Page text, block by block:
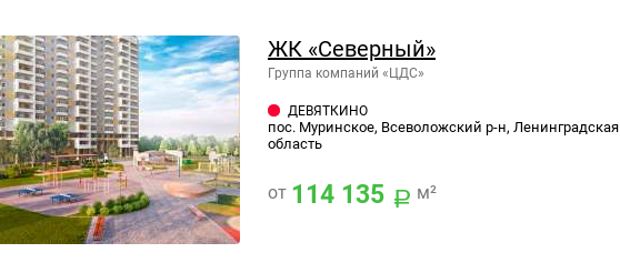
ЖК «Северный»
Группа компаний «ЦДС»
ДЕВЯТКИНО
пос. Муринское, Всеволожский р-н, Ленинградская
область
от 114 135 м²